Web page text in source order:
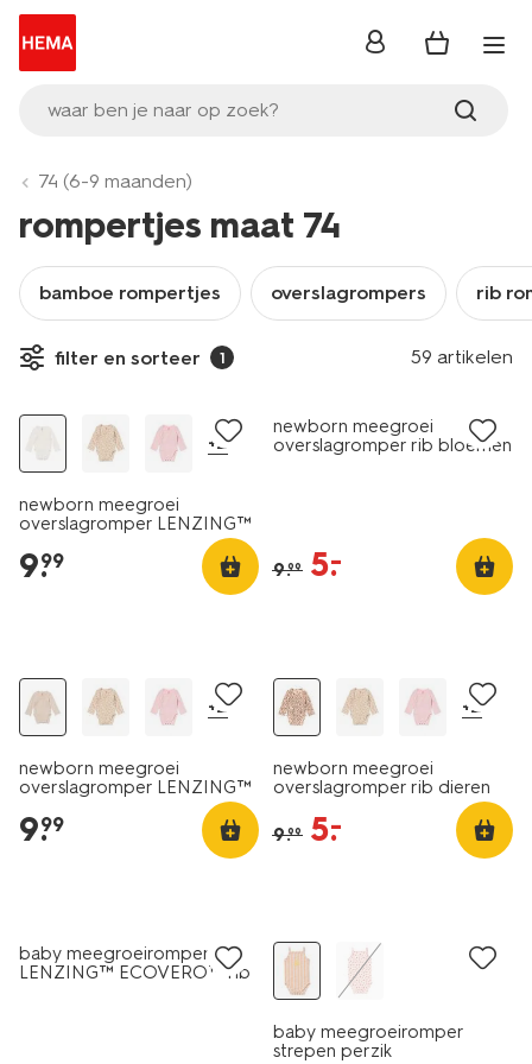
waar ben je naar op zoek?
inloggen
74 (6-9 maanden)
rompertjes maat 74
bamboe rompertjes overslagrompers rib
filter en sorteer 1 59 artikelen
+2
newborn meegroei
overslagromper LENZING™
9.
99
newborn meegroei
overslagromper rib bloemen
9.99 5.
–
+2
newborn meegroei
overslagromper LENZING™
9.
99
+2
newborn meegroei
overslagromper rib dieren
9.99 5.
–
baby meegroeiromper
LENZING™ ECOVERO™ rib
baby meegroeiromper
strepen perzik